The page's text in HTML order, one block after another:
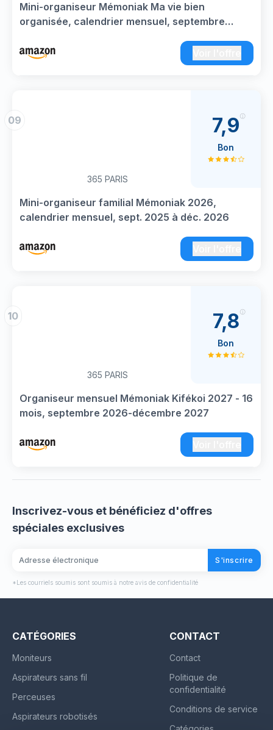
Mini-organiseur Mémoniak Ma vie bien
organisée, calendrier mensuel, septembre
09
365 PARIS
Mini-organiseur familial Mémoniak 2026,
calendrier mensuel, sept. 2025 à déc. 2026
7,9
Bon
10
365 PARIS
Organiseur mensuel Mémoniak Kifékoi 2027 - 16
mois, septembre 2026-décembre 2027
7,8
Bon
Inscrivez-vous et bénéficiez d'offres
spéciales exclusives
S'inscrire
*Les courriels soumis sont soumis à notre avis de confidentialité
CATÉGORIES
Moniteurs
Aspirateurs sans fil
Perceuses
Aspirateurs robotisés
CONTACT
Contact
Politique de
confidentialité
Conditions de service